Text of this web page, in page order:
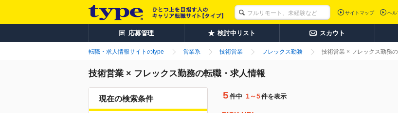
サイトマップ ヘル
応募管理 検討中リスト スカウト
転職・求人情報サイトのtype 営業系 技術営業 フレックス勤務 技術営業 × フレックス勤務
技術営業 × フレックス勤務の転職・求人情報
現在の検索条件 5 件中 1～5件を表示